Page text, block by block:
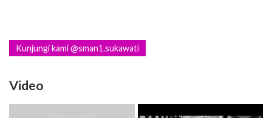
Kunjungi kami @sman1.sukawati
Video